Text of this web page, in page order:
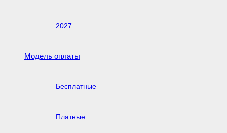
2027
Модель оплаты
Бесплатные
Платные